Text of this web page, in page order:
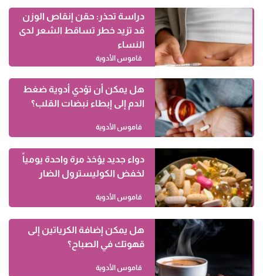
دراسة تحذر: حقن إنقاص الوزن
قد تزيد خطر تساقط الشعر لدى
النساء
قاموس الأدوية
هل يمكن أن تؤدي أدوية ضغط
الدم إلى إبطاء نبضات القلب؟
قاموس الأدوية
دواء جديد يؤخذ مرة واحدة يومياً
لخفض الكوليسترول الضار
قاموس الأدوية
هل يمكن إضافة الكرياتين إلى
قهوتك في الصباح؟
قاموس الأدوية